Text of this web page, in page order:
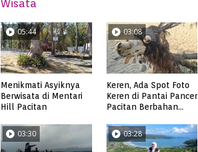
Wisata
05:44
Menikmati Asyiknya
Berwisata di Mentari
Hill Pacitan
03:08
Keren, Ada Spot Foto
Keren di Pantai Pancer
Pacitan Berbahan
03:30 03:28